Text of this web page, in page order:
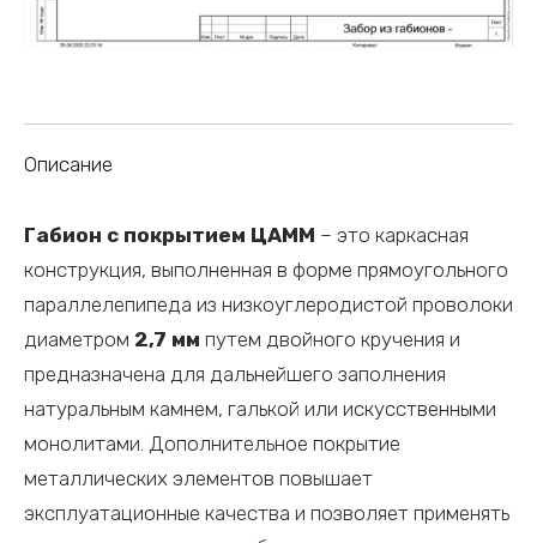
Описание
Габион с покрытием ЦАММ – это каркасная
конструкция, выполненная в форме прямоугольного
параллелепипеда из низкоуглеродистой проволоки
диаметром 2,7 мм путем двойного кручения и
предназначена для дальнейшего заполнения
натуральным камнем, галькой или искусственными
монолитами. Дополнительное покрытие
металлических элементов повышает
эксплуатационные качества и позволяет применять